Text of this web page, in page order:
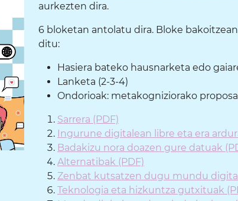
aurkezten dira.
6 bloketan antolatu dira. Bloke
ditu:
Hasiera bateko hausnarketa edo
Lanketa (2-3-4)
Ondorioak: metakogniziorako
Sarrera (PDF)
Ingurune digitalean libre eta era
Badakizu nora doazen gure datuak
Alternatibak (PDF)
Zenbat kutsatzen dugu mundu
Teknologia eta hizkuntza gutxituak